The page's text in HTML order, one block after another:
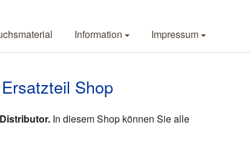
Information Impressum
Shop
In diesem Shop können Sie alle